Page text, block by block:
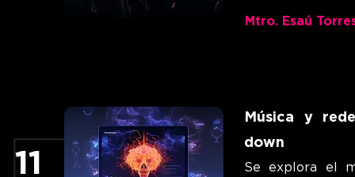
Mtro. Esaú
Música y
down
Se explora el
11